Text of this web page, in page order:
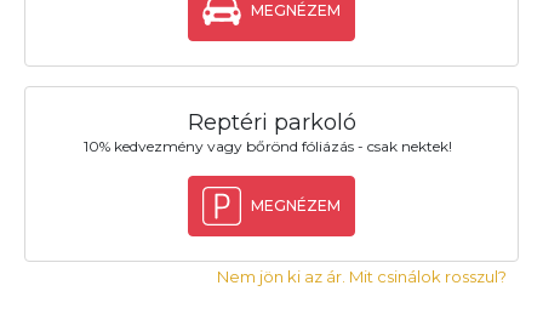
MEGNÉZEM
Reptéri parkoló
10% kedvezmény vagy bőrönd fóliázás - csak nektek!
MEGNÉZEM
Nem jön ki az ár. Mit csinálok rosszul?